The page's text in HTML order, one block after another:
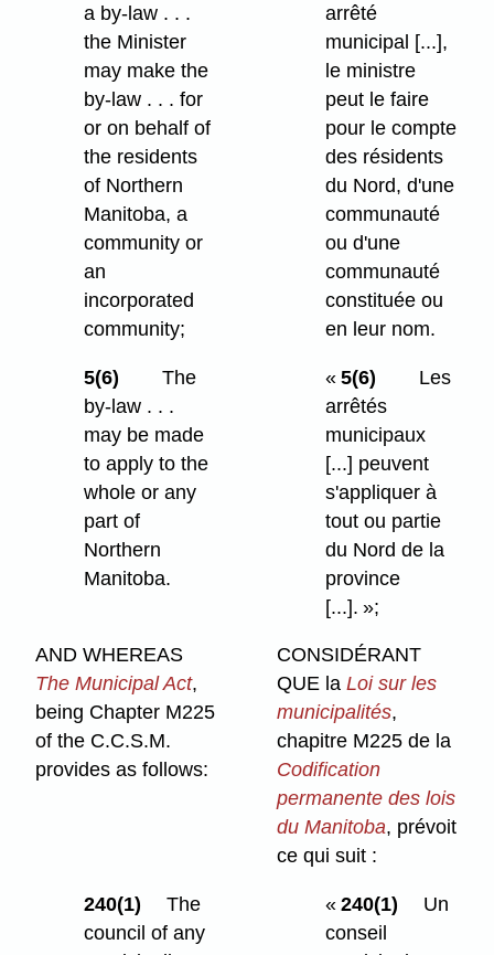
a by-law . . .
the Minister
may make the
by-law . . . for
or on behalf of
the residents
of Northern
Manitoba, a
community or
an
incorporated
community;
arrêté
municipal [...],
le ministre
peut le faire
pour le compte
des résidents
du Nord, d'une
communauté
ou d'une
communauté
constituée ou
en leur nom.
5(6)
The
by-law . . .
may be made
to apply to the
whole or any
part of
Northern
Manitoba.
«5(6)
Les
arrêtés
municipaux
[...] peuvent
s'appliquer à
tout ou partie
du Nord de la
province
[...]. »;
AND WHEREAS
The Municipal Act,
being Chapter M225
of the C.C.S.M.
provides as follows:
CONSIDÉRANT
QUE laLoi sur les
municipalités,
chapitre M225 de la
Codification
permanente des lois
du Manitoba, prévoit
ce qui suit :
240(1)
The
council of any
«240(1)
Un
conseil